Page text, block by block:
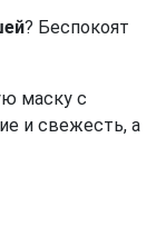
? Беспокоят
маску с
и свежесть, а